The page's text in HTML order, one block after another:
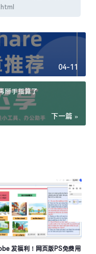
04-11
掰手指算了
下一篇 »
发福利！网页版PS免费用